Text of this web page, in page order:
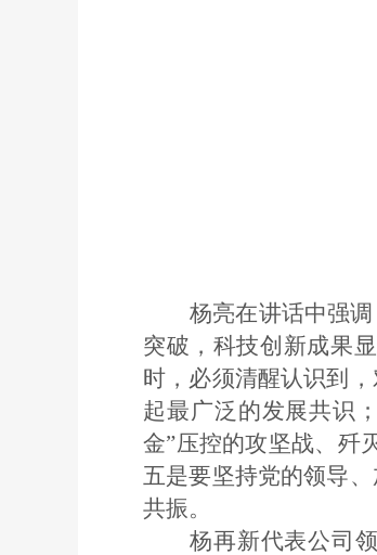
杨亮在讲话中强调
突破，科技创新成果
时，必须清醒认识到
起最广泛的发展共识
金”压控的攻坚战、歼
五是要坚持党的领导
共振。
杨再新代表公司